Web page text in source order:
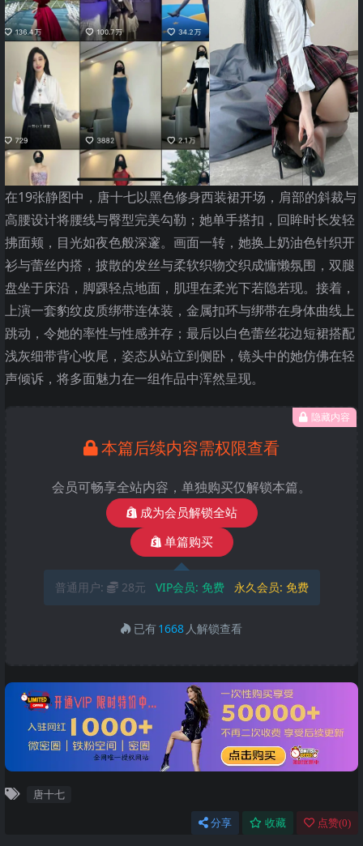
在19张静图中，唐十七以黑色修身西装裙开场，肩部的斜裁与
高腰设计将腰线与臀型完美勾勒；她单手搭扣，回眸时长发轻
拂面颊，目光如夜色般深邃。画面一转，她换上奶油色针织开
衫与蕾丝内搭，披散的发丝与柔软织物交织成慵懒氛围，双腿
盘坐于床沿，脚踝轻点地面，肌理在柔光下若隐若现。接着，
上演一套豹纹皮质绑带连体装，金属扣环与绑带在身体曲线上
跳动，令她的率性与性感并存；最后以白色蕾丝花边短裙搭配
浅灰细带背心收尾，姿态从站立到侧卧，镜头中的她仿佛在轻
声倾诉，将多面魅力在一组作品中浑然呈现。
隐藏内容
本篇后续内容需权限查看
会员可畅享全站内容，单独购买仅解锁本篇。
成为会员解锁全站
单篇购买
普通用户: 28元 VIP会员: 免费 永久会员: 免费
已有1668 人解锁查看
唐十七
分享 收藏 点赞(0)